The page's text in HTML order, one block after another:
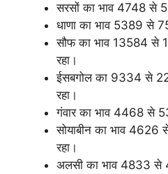
सरसों का भाव 4748 से
धाणा का भाव 5389 से
सौफ का भाव 13584 से
रहा।
ईसबगोल का 9334 से
रहा।
गंवार का भाव 4468 से
सोयाबीन का भाव 4626
रहा।
अलसी का भाव 4833 से